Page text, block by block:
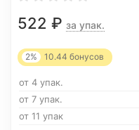
522 ₽ за упак.
2% 10.44 бонусов
от 4 упак.
от 7 упак.
от 11 упак